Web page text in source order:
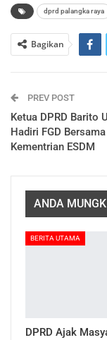
dprd palangka raya
Bagikan
PREV POST
Ketua DPRD Barito
Hadiri FGD Bersama
Kementrian ESDM
ANDA
BERITA UTAMA
DPRD Ajak